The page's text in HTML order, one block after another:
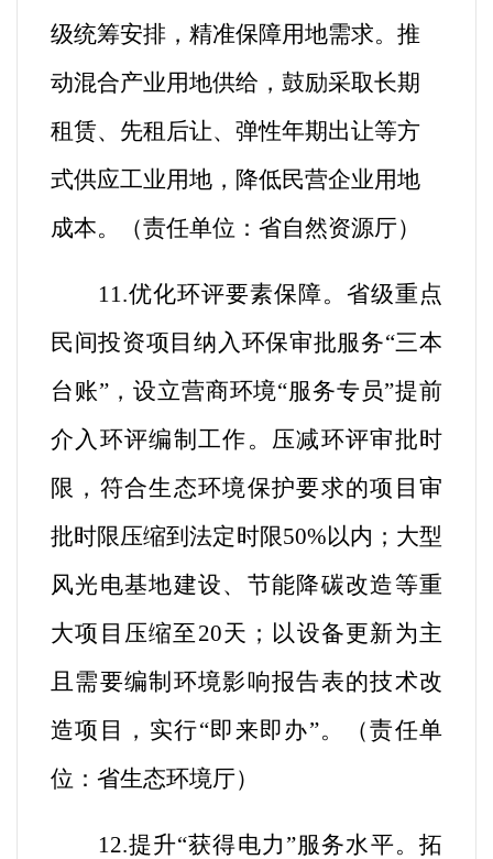
级统筹安排，精准保障用地需求。推
动混合产业用地供给， 鼓励采取长期
租赁、先租后让、 弹性年期出让等方
式供应工业用地，降低民营企业用地
成本。
（责任单位：省自然资源厅）
11.优化环评要素保障。 省级重点
民间投资项目纳入环保审批服务“三本
台账”，设立营商环境“服务专员”提前
介入环评编制工作。压减环评审批时
限，符合生态环境保护要求的项目审
批时限压缩到法定时限50%以内；大型
风光电基地建设、节能降碳改造等重
大项目压缩至20天；以设备更新为主
且需要编制环境影响报告表的技术改
造项目，实行“即来即办”。 （责任单
位：省生态环境厅）
12.提升“获得电力”服务水平。 拓